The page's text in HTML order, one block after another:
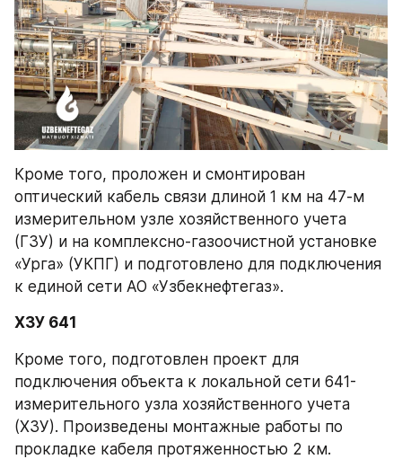
Кроме того, проложен и смонтирован
оптический кабель связи длиной 1 км на 47-м
измерительном узле хозяйственного учета
(ГЗУ) и на комплексно-газоочистной установке
«Урга» (УКПГ) и подготовлено для подключения
к единой сети АО «Узбекнефтегаз».
ХЗУ 641
Кроме того, подготовлен проект для
подключения объекта к локальной сети 641-
измерительного узла хозяйственного учета
(ХЗУ). Произведены монтажные работы по
прокладке кабеля протяженностью 2 км.